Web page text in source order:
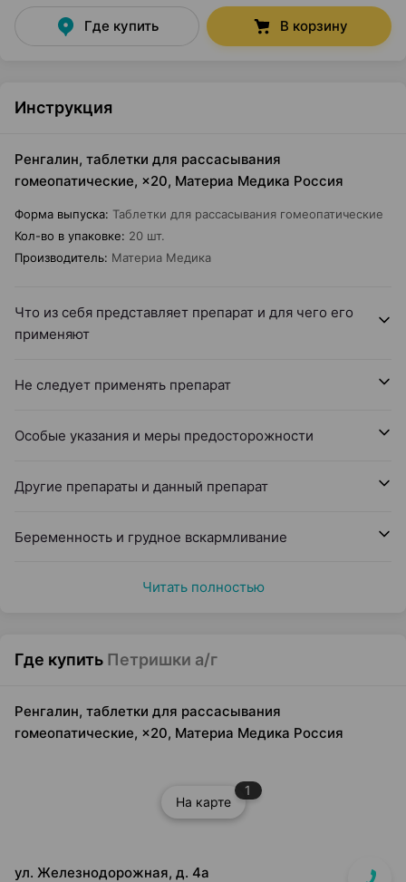
Где купить В корзину
Инструкция
Ренгалин, таблетки для рассасывания
гомеопатические, ×20, Материа Медика Россия
Форма выпуска: Таблетки для рассасывания гомеопатические
Кол-во в упаковке: 20 шт.
Производитель: Материа Медика
Что из себя представляет препарат и для чего его
применяют
Не следует применять препарат
Особые указания и меры предосторожности
Другие препараты и данный препарат
Беременность и грудное вскармливание
Читать полностью
Где купить Петришки а/г
Ренгалин, таблетки для рассасывания
гомеопатические, ×20, Материа Медика Россия
На карте
1
ул. Железнодорожная, д. 4а